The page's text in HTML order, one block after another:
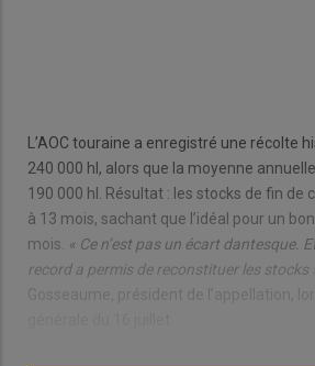
L’AOC touraine a enregistré une récolte
240 000 hl, alors que la moyenne
190 000 hl. Résultat : les stocks de fin de
à 13 mois, sachant que l’idéal pour un
mois. « Ce n’est pas un écart dantesque.
record a permis de reconstituer les stocks
Gosseaume, président de l’appellation,